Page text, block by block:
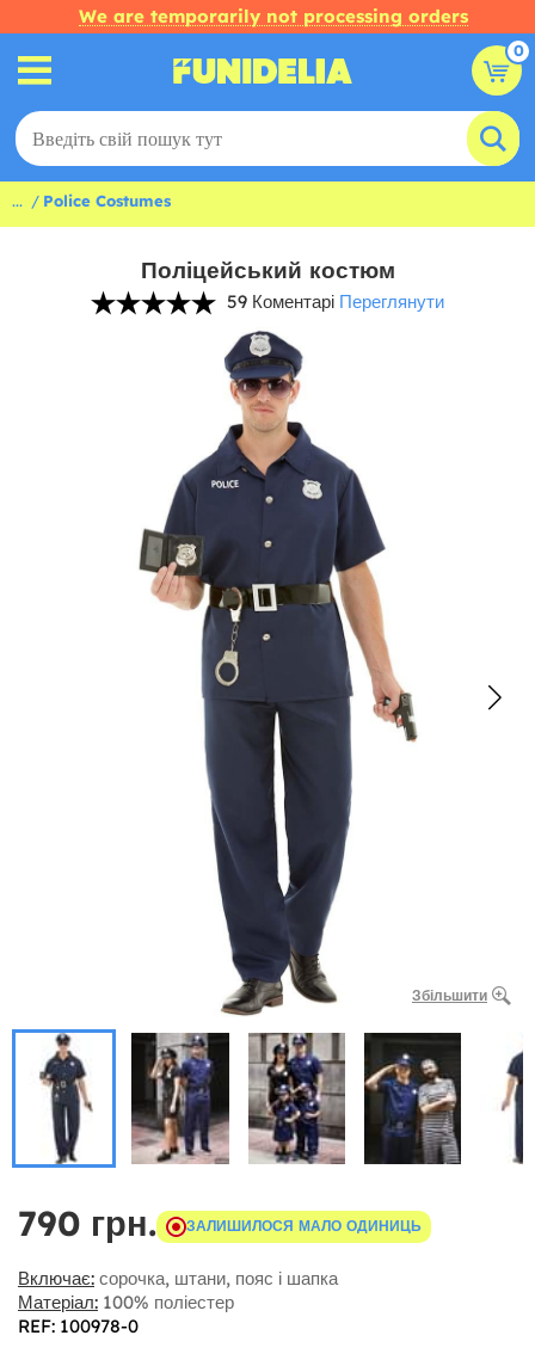
We are temporarily not processing orders
0
... Police Costumes
Поліцейський костюм
59 Коментарі Переглянути
Збільшити
790 грн. ЗАЛИШИЛОСЯ МАЛО ОДИНИЦЬ
Включає: сорочка, штани, пояс і шапка
Матеріал: 100% поліестер
REF: 100978-0